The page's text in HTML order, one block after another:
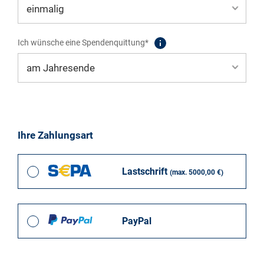
Ich wünsche eine Spendenquittung*
Ihre Zahlungsart
Lastschrift (max. 5000,00 €)
PayPal